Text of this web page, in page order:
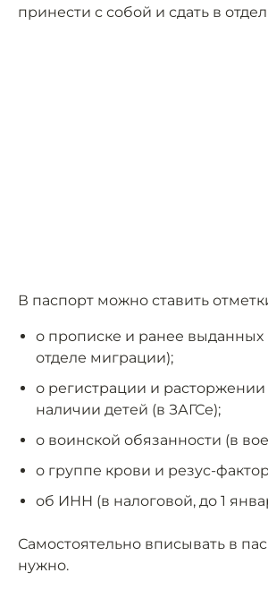
принести с собой и сдать в
В паспорт можно ставить
о прописке и ранее выданных
отделе миграции);
о регистрации и расторжении
наличии детей (в ЗАГСе);
о воинской обязанности (в
о группе крови и резус-
об ИНН (в налоговой, до 1
Самостоятельно вписывать в
нужно.